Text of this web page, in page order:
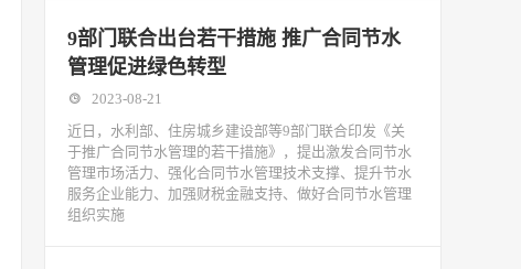
9部门联合出台若干措施 推广合同节水
管理促进绿色转型
2023-08-21
近日，水利部、住房城乡建设部等9部门联合印发《关
于推广合同节水管理的若干措施》，提出激发合同节水
管理市场活力、强化合同节水管理技术支撑、提升节水
服务企业能力、加强财税金融支持、做好合同节水管理
组织实施